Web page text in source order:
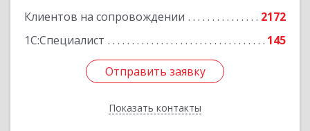
Клиентов на сопровождении
2172
1С:Специалист
145
Отправить заявку
Показать контакты
Подробнее
Отправить заявку
Назад